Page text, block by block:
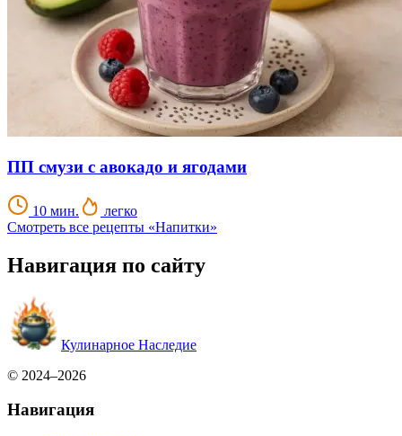
ПП смузи с авокадо и ягодами
10 мин.
легко
Смотреть все рецепты «Напитки»
Навигация по сайту
Кулинарное Наследие
© 2024–2026
Навигация